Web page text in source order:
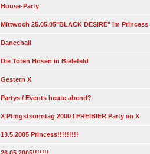
House-Party
Mittwoch 25.05.05"BLACK DESIRE" im Princess
Dancehall
Die Toten Hosen in Bielefeld
Gestern X
Partys / Events heute abend?
X Pfingstsonntag 2000 l FREIBIER Party im X
13.5.2005 Princess!!!!!!!!!